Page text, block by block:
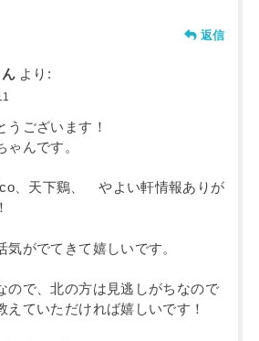
返信
より:
うございます！
ゃんです。
、天下鷄、 やよい軒情報ありが
気がでてきて嬉しいです。
ので、北の方は見逃しがちなので
えていただければ嬉しいです！